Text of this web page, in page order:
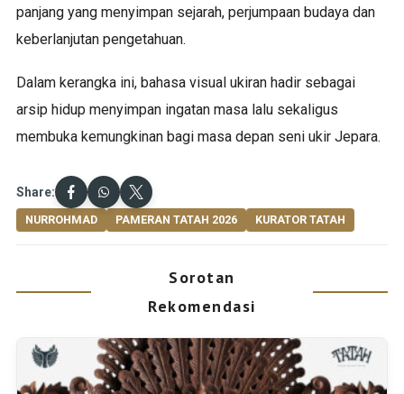
panjang yang menyimpan sejarah, perjumpaan budaya dan
keberlanjutan pengetahuan.
Dalam kerangka ini, bahasa visual ukiran hadir sebagai
arsip hidup menyimpan ingatan masa lalu sekaligus
membuka kemungkinan bagi masa depan seni ukir Jepara.
Share:
NURROHMAD PAMERAN TATAH 2026 KURATOR TATAH
Sorotan
Rekomendasi